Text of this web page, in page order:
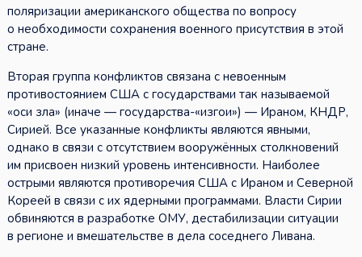
поляризации американского общества по вопросу
о необходимости сохранения военного присутствия в этой
стране.
Вторая группа конфликтов связана с невоенным
противостоянием США с государствами так называемой
«оси зла» (иначе — государства-«изгои») — Ираном, КНДР,
Сирией. Все указанные конфликты являются явными,
однако в связи с отсутствием вооружённых столкновений
им присвоен низкий уровень интенсивности. Наиболее
острыми являются противоречия США с Ираном и Северной
Кореей в связи с их ядерными программами. Власти Сирии
обвиняются в разработке ОМУ, дестабилизации ситуации
в регионе и вмешательстве в дела соседнего Ливана.